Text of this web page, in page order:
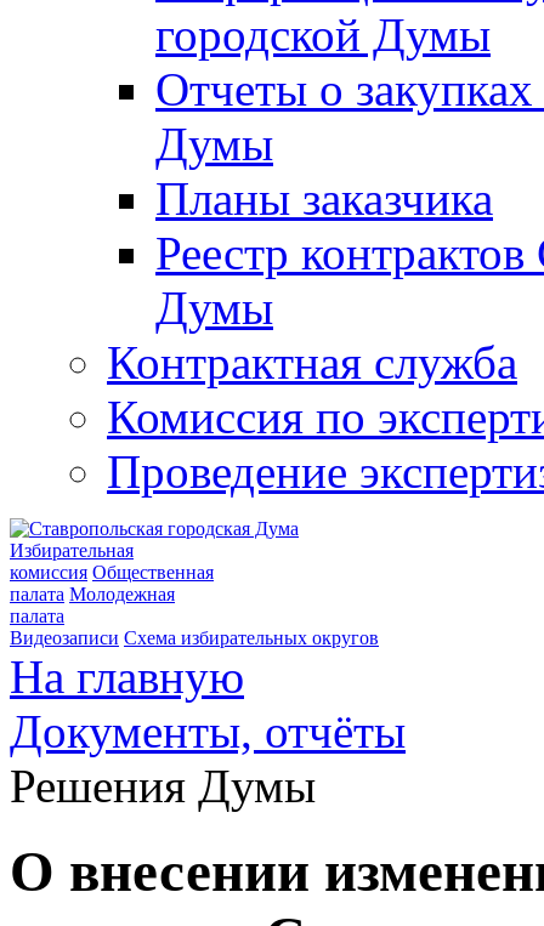
городской Думы
Отчеты о
Думы
Планы заказчика
Реестр
Думы
Контрактная служба
Комиссия по
Проведение
Избирательная
комиссия Общественная
палата Молодежная
палата
Видеозаписи Схема избирательных округов
На главную
Документы, отчёты
Решения Думы
О внесении